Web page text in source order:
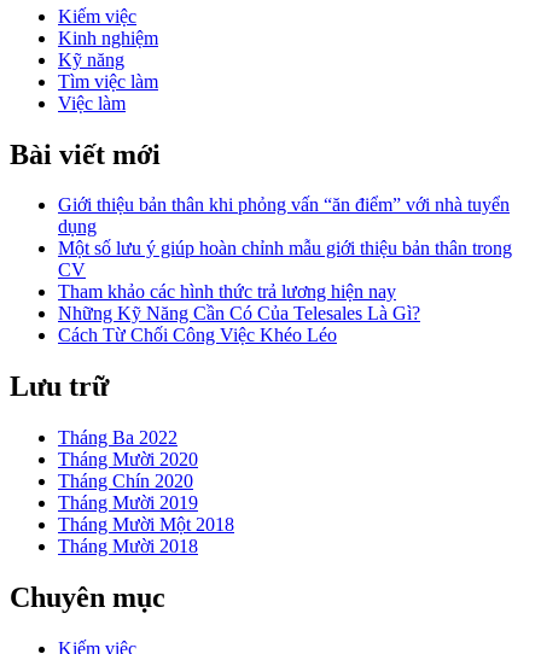
Kiếm việc
Kinh nghiệm
Kỹ năng
Tìm việc làm
Việc làm
Bài viết mới
Giới thiệu bản thân khi phỏng vấn “ăn điểm” với nhà tuyển
dụng
Một số lưu ý giúp hoàn chỉnh mẫu giới thiệu bản thân trong
CV
Tham khảo các hình thức trả lương hiện nay
Những Kỹ Năng Cần Có Của Telesales Là Gì?
Cách Từ Chối Công Việc Khéo Léo
Lưu trữ
Tháng Ba 2022
Tháng Mười 2020
Tháng Chín 2020
Tháng Mười 2019
Tháng Mười Một 2018
Tháng Mười 2018
Chuyên mục
Kiếm việc